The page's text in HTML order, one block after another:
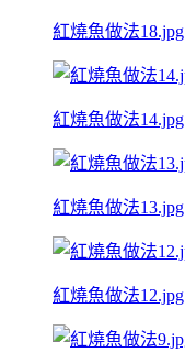
紅燒魚做法18.jpg
紅燒魚做法14.jpg
紅燒魚做法13.jpg
紅燒魚做法12.jpg